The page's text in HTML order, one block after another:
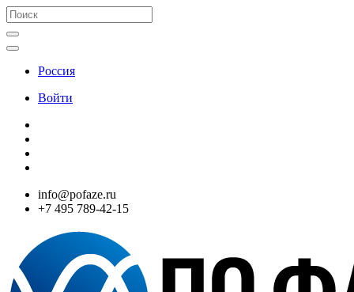
Россия
Войти
info@pofaze.ru
+7 495 789-42-15